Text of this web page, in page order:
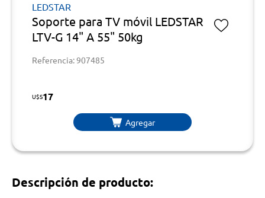
LEDSTAR
Soporte para TV móvil LEDSTAR
LTV-G 14" A 55" 50kg
Referencia: 907485
U$S17
Agregar
Descripción de producto: